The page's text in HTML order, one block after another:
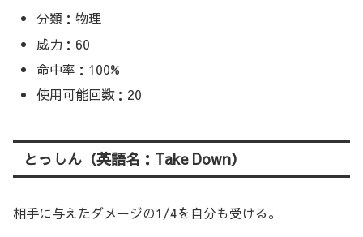
分類：物理
威力：60
命中率：100%
使用可能回数：20
とっしん（英語名：Take Down）
相手に与えたダメージの1/4を自分も受ける。